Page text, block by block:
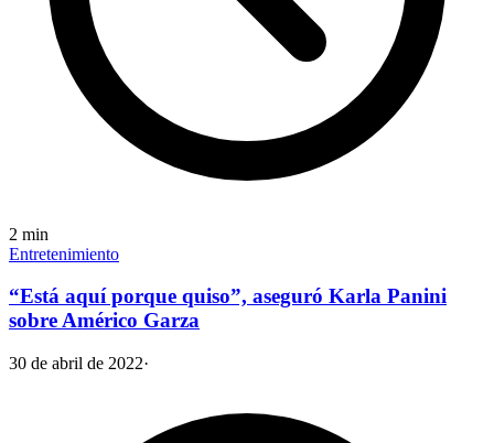
2 min
Entretenimiento
“Está aquí porque quiso”, aseguró Karla Panini
sobre Américo Garza
30 de abril de 2022·